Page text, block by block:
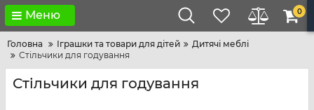
Меню 0
Головна Іграшки та товари для дітей
Дитячі меблі
Стільчики для годування
Стільчики для годування